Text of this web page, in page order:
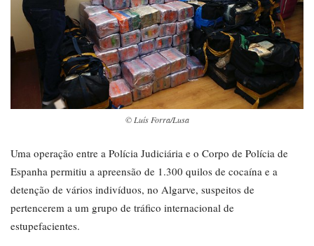
© Luís Forra/Lusa
Uma operação entre a Polícia Judiciária e o Corpo de Polícia de
Espanha permitiu a apreensão de 1.300 quilos de cocaína e a
detenção de vários indivíduos, no Algarve, suspeitos de
pertencerem a um grupo de tráfico internacional de
estupefacientes.